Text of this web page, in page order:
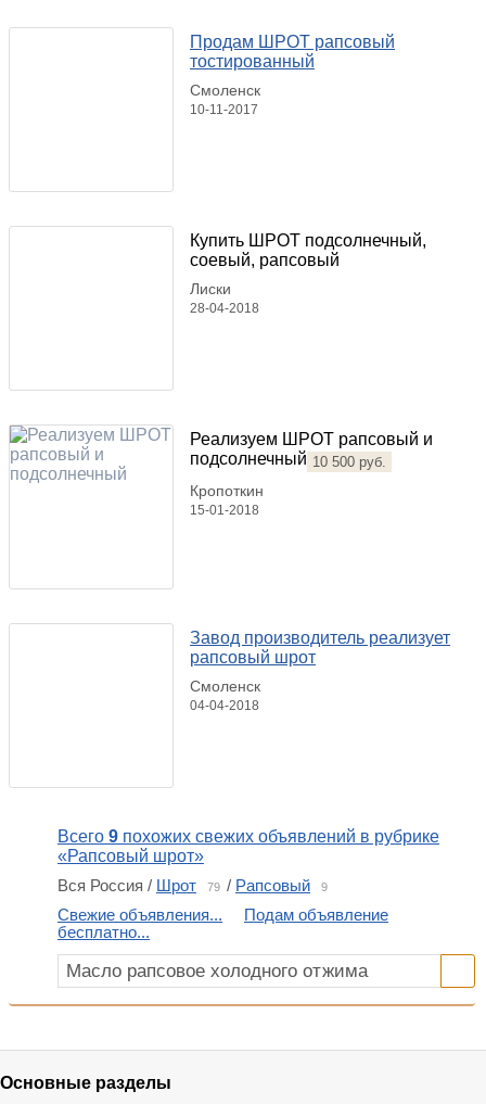
Продам ШРОТ рапсовый
тостированный
Смоленск
10-11-2017
Купить ШРОТ подсолнечный,
соевый, рапсовый
Лиски
28-04-2018
Реализуем ШРОТ рапсовый и
подсолнечный 10 500 руб.
Кропоткин
15-01-2018
Завод производитель реализует
рапсовый шрот
Смоленск
04-04-2018
Всего 9 похожих свежих объявлений в рубрике
«Рапсовый шрот»
Вся Россия / Шрот 79 / Рапсовый 9
Свежие объявления...
Подам объявление
бесплатно...
Основные разделы